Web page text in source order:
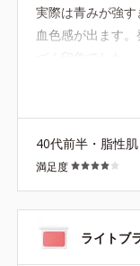
実際は青みが強
血色感が出ます
いやすく感じま
やすさはあります
た。 ケースのフ
から色の見分け
40代前半・脂性肌
満足度
ライトブ